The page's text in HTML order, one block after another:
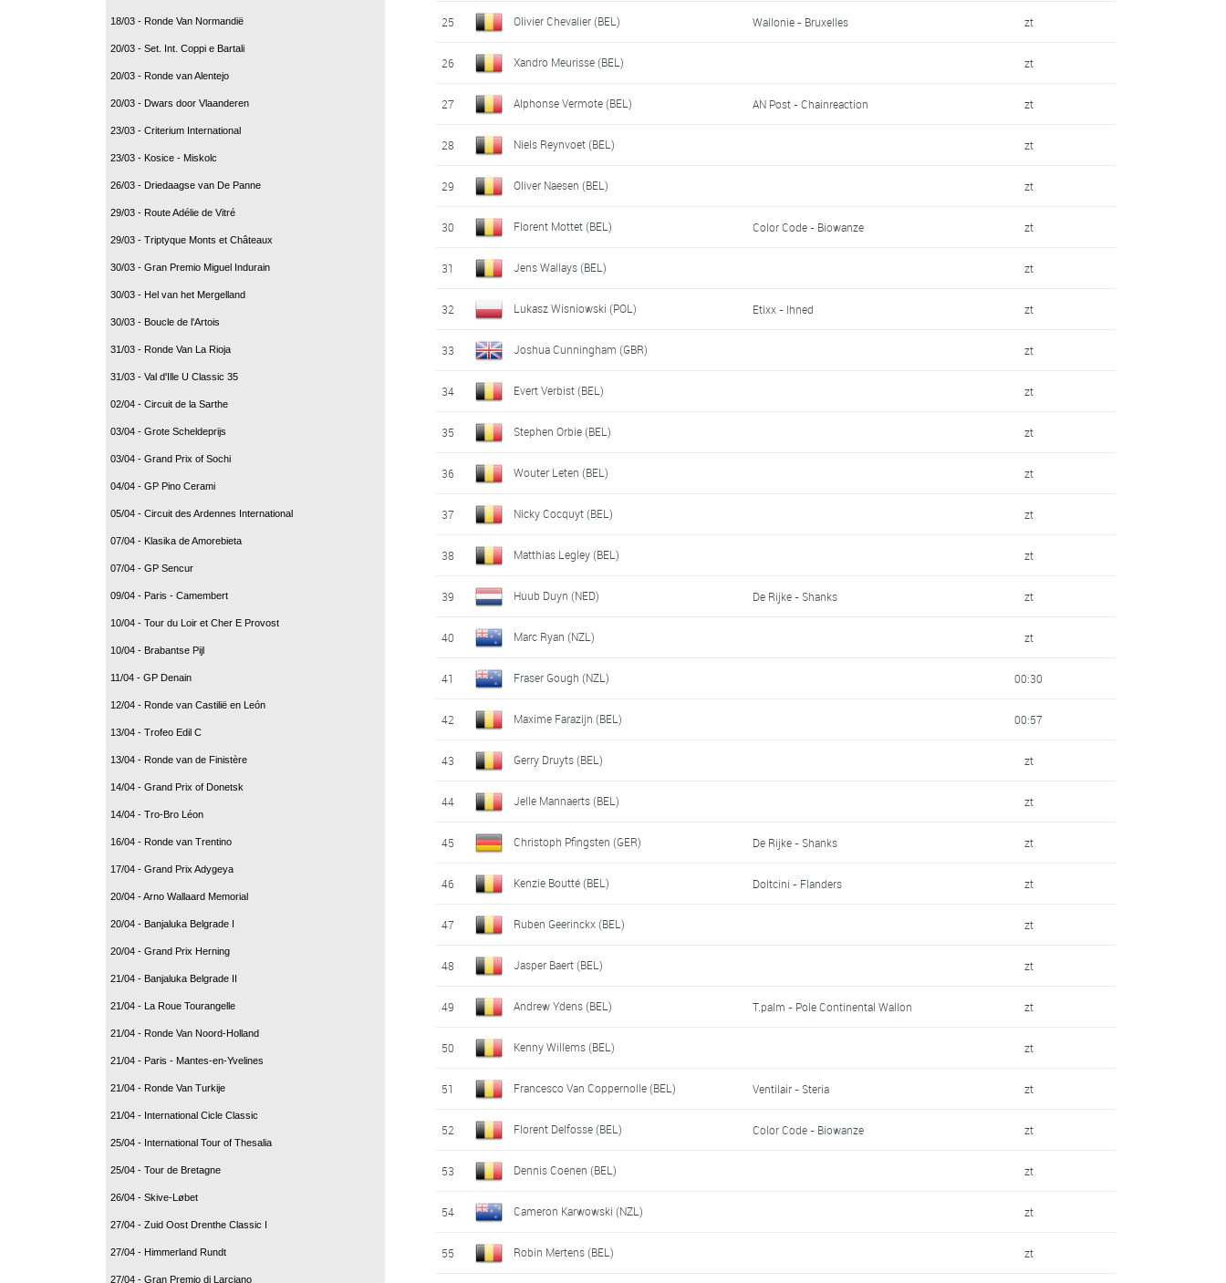
18/03 - Ronde Van Normandië
20/03 - Set. Int. Coppi e Bartali
20/03 - Ronde van Alentejo
20/03 - Dwars door Vlaanderen
23/03 - Criterium International
23/03 - Kosice - Miskolc
26/03 - Driedaagse van De Panne
29/03 - Route Adélie de Vitré
29/03 - Triptyque Monts et Châteaux
30/03 - Gran Premio Miguel Indurain
30/03 - Hel van het Mergelland
30/03 - Boucle de l'Artois
31/03 - Ronde Van La Rioja
31/03 - Val d'Ille U Classic 35
02/04 - Circuit de la Sarthe
03/04 - Grote Scheldeprijs
03/04 - Grand Prix of Sochi
04/04 - GP Pino Cerami
05/04 - Circuit des Ardennes International
07/04 - Klasika de Amorebieta
07/04 - GP Sencur
09/04 - Paris - Camembert
10/04 - Tour du Loir et Cher E Provost
10/04 - Brabantse Pijl
11/04 - GP Denain
12/04 - Ronde van Castilië en León
13/04 - Trofeo Edil C
13/04 - Ronde van de Finistère
14/04 - Grand Prix of Donetsk
14/04 - Tro-Bro Léon
16/04 - Ronde van Trentino
17/04 - Grand Prix Adygeya
20/04 - Arno Wallaard Memorial
20/04 - Banjaluka Belgrade I
20/04 - Grand Prix Herning
21/04 - Banjaluka Belgrade II
21/04 - La Roue Tourangelle
21/04 - Ronde Van Noord-Holland
21/04 - Paris - Mantes-en-Yvelines
21/04 - Ronde Van Turkije
21/04 - International Cicle Classic
25/04 - International Tour of Thesalia
25/04 - Tour de Bretagne
26/04 - Skive-Løbet
27/04 - Zuid Oost Drenthe Classic I
27/04 - Himmerland Rundt
27/04 - Gran Premio di Larciano
25 Olivier Chevalier (BEL) Wallonie - Bruxelles zt
26 Xandro Meurisse (BEL) zt
27 Alphonse Vermote (BEL) AN Post - Chainreaction zt
28 Niels Reynvoet (BEL) zt
29 Oliver Naesen (BEL) zt
30 Florent Mottet (BEL) Color Code - Biowanze zt
31 Jens Wallays (BEL) zt
32 Lukasz Wisniowski (POL) Etixx - Ihned zt
33 Joshua Cunningham (GBR) zt
34 Evert Verbist (BEL) zt
35 Stephen Orbie (BEL) zt
36 Wouter Leten (BEL) zt
37 Nicky Cocquyt (BEL) zt
38 Matthias Legley (BEL) zt
39 Huub Duyn (NED) De Rijke - Shanks zt
40 Marc Ryan (NZL) zt
41 Fraser Gough (NZL) 00:30
42 Maxime Farazijn (BEL) 00:57
43 Gerry Druyts (BEL) zt
44 Jelle Mannaerts (BEL) zt
45 Christoph Pfingsten (GER) De Rijke - Shanks zt
46 Kenzie Boutté (BEL) Doltcini - Flanders zt
47 Ruben Geerinckx (BEL) zt
48 Jasper Baert (BEL) zt
49 Andrew Ydens (BEL) T.palm - Pole Continental Wallon zt
50 Kenny Willems (BEL) zt
51 Francesco Van Coppernolle (BEL) Ventilair - Steria zt
52 Florent Delfosse (BEL) Color Code - Biowanze zt
53 Dennis Coenen (BEL) zt
54 Cameron Karwowski (NZL) zt
55 Robin Mertens (BEL) zt